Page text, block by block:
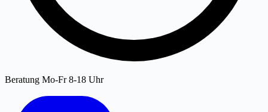
Beratung Mo-Fr 8-18 Uhr